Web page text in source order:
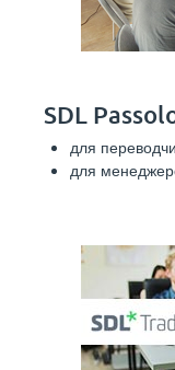
SDL
для
для